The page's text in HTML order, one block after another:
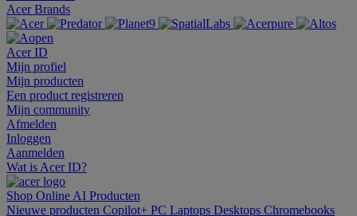
Acer Brands
Acer ID
Mijn profiel
Mijn producten
Een product registreren
Mijn community
Afmelden
Inloggen
Aanmelden
Wat is Acer ID?
Shop Online AI Producten
Nieuwe producten Copilot+ PC Laptops Desktops Chromebooks